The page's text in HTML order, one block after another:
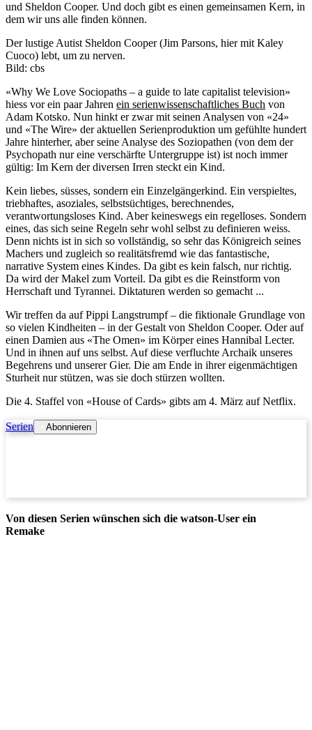
und Sheldon Cooper. Und doch gibt es einen gemeinsamen Kern, in
dem wir uns alle finden können.
Der lustige Autist Sheldon Cooper (Jim Parsons, hier mit Kaley
Cuoco) lebt, um zu nerven.
Bild: cbs
«Why We Love Sociopaths – a guide to late capitalist television»
hiess vor ein paar Jahren ein serienwissenschaftliches Buch von
Adam Kotsko. Nun hinkt er zwar mit seinen Analysen von «24»
und «The Wire» der aktuellen Serienproduktion um gefühlte hundert
Jahre hinterher, aber seine Analyse des Soziopathen (von dem der
Psychopath nur eine verschärfte Untergruppe ist) ist noch immer
gültig: Im Kern der diversen Irren steckt ein Kind.
Kein liebes, süsses, sondern ein Einzelgängerkind. Ein verspieltes,
triebhaftes, asoziales, selbstsüchtiges, berechnendes,
verantwortungsloses Kind. Aber keineswegs ein regelloses. Sondern
eines, das sich seine Regeln sehr wohl selbst zu definieren weiss.
Denn nichts ist in sich so vollständig, so sehr das Königreich seines
Machers und zugleich so realitätsfremd wie das fantastische,
narrative System eines Kindes. Da gibt es kein falsch, nur richtig.
Da wird der Makel zum Vorteil. Da gibt es die Reinstform von
Herrschaft und Tyrannei. Diktaturen werden so gemacht ...
Wir treffen da auf Pippi Langstrumpf – die fiktionale Grundlage von
so vielen Kindheiten – in der Gestalt von Sheldon Cooper. Oder auf
einen Damien aus «The Omen» im Körper eines Hannibal Lecter.
Und in ihnen auf uns selbst. Auf diese verfluchte Archaik unseres
Begehrens und unserer Gier. Die am Ende in ihrer eigenmächtigen
Sturheit nur stützen, was sie doch stürzen wollten.
Die 4. Staffel von «House of Cards» gibts am 4. März auf Netflix.
Serien Abonnieren
Von diesen Serien wünschen sich die watson-User ein
Remake